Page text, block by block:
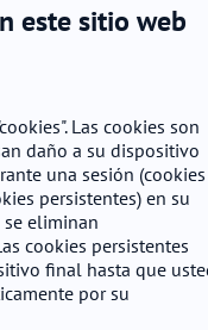
este sitio web
Las cookies son
daño a su dispositivo
una sesión (cookies
persistentes) en su
eliminan
cookies persistentes
final hasta que
por su